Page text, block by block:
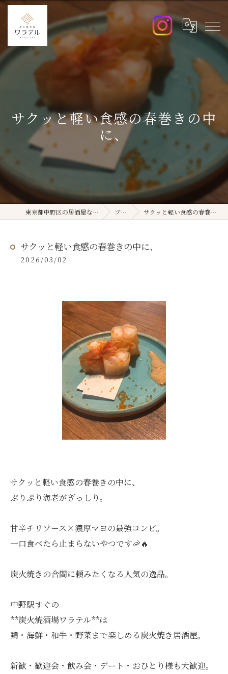
サクッと軽い食感の春巻きの中
に、
東京都中野区の居酒屋ならワラテル ブログ サクッと軽い食感の春巻きの中に、
サクッと軽い食感の春巻きの中に、
2026/03/02
サクッと軽い食感の春巻きの中に、
ぷりぷり海老がぎっしり。
甘辛チリソース×濃厚マヨの最強コンビ。
一口食べたら止まらないやつです🦐🔥
炭火焼きの合間に頼みたくなる人気の逸品。
中野駅すぐの
**炭火焼酒場ワラテル**は
鶏・海鮮・和牛・野菜まで楽しめる炭火焼き居酒屋。
新歓・歓迎会・飲み会・デート・おひとり様も大歓迎。